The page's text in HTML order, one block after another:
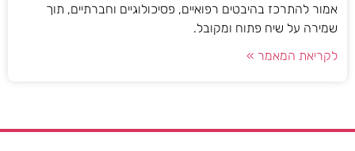
אמור להתרכז בהיבטים רפואיים, פסיכולוגיים וחברתיים, תוך
שמירה על שיח פתוח ומקובל.
לקריאת המאמר »